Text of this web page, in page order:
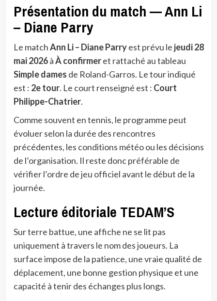
Présentation du match — Ann Li
– Diane Parry
Le matchAnn Li – Diane Parryest prévu le jeudi 28
mai 2026àÀ confirmeret rattaché au tableau
Simple dames de Roland-Garros. Le tour indiqué
est : 2e tour. Le court renseigné est : Court
Philippe-Chatrier.
Comme souvent en tennis, le programme peut
évoluer selon la durée des rencontres
précédentes, les conditions météo ou les décisions
de l’organisation. Il reste donc préférable de
vérifier l’ordre de jeu officiel avant le début de la
journée.
Lecture éditoriale TEDAM’S
Sur terre battue, une affiche ne se lit pas
uniquement à travers le nom des joueurs. La
surface impose de la patience, une vraie qualité de
déplacement, une bonne gestion physique et une
capacité à tenir des échanges plus longs.